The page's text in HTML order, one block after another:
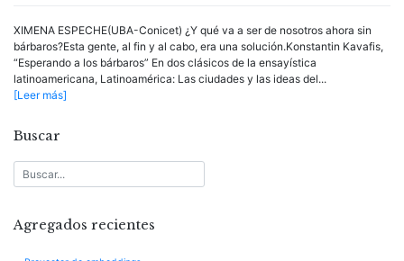
XIMENA ESPECHE(UBA-Conicet) ¿Y qué va a ser de nosotros ahora sin
bárbaros?Esta gente, al fin y al cabo, era una solución.Konstantin Kavafis,
“Esperando a los bárbaros” En dos clásicos de la ensayística
latinoamericana, Latinoamérica: Las ciudades y las ideas del...
[Leer más]
Buscar
Agregados recientes